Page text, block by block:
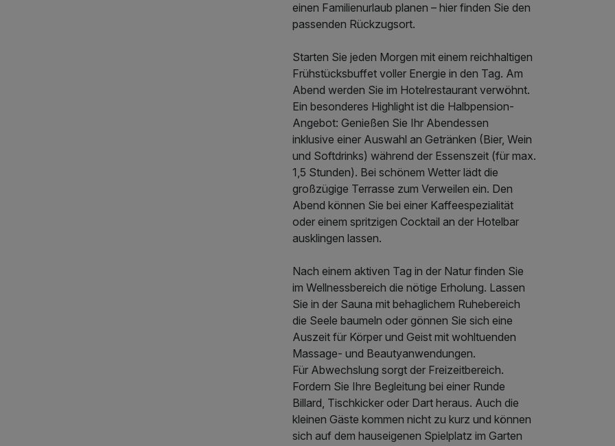
einen Familienurlaub planen – hier finden Sie den
passenden Rückzugsort.
Starten Sie jeden Morgen mit einem reichhaltigen
Frühstücksbuffet voller Energie in den Tag. Am
Abend werden Sie im Hotelrestaurant verwöhnt.
Ein besonderes Highlight ist die Halbpension-
Angebot: Genießen Sie Ihr Abendessen
inklusive einer Auswahl an Getränken (Bier, Wein
und Softdrinks) während der Essenszeit (für max.
1,5 Stunden). Bei schönem Wetter lädt die
großzügige Terrasse zum Verweilen ein. Den
Abend können Sie bei einer Kaffeespezialität
oder einem spritzigen Cocktail an der Hotelbar
ausklingen lassen.
Nach einem aktiven Tag in der Natur finden Sie
im Wellnessbereich die nötige Erholung. Lassen
Sie in der Sauna mit behaglichem Ruhebereich
die Seele baumeln oder gönnen Sie sich eine
Auszeit für Körper und Geist mit wohltuenden
Massage- und Beautyanwendungen.
Für Abwechslung sorgt der Freizeitbereich.
Fordern Sie Ihre Begleitung bei einer Runde
Billard, Tischkicker oder Dart heraus. Auch die
kleinen Gäste kommen nicht zu kurz und können
sich auf dem hauseigenen Spielplatz im Garten